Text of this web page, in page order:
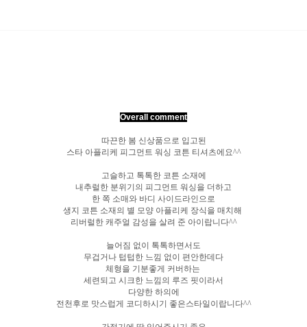
Overall comment
따끈한 봄 신상품으로 입고된
스타 아플리케 피그먼트 워싱 코튼 티셔츠에요^^
고슬하고 톡톡한 코튼 소재에
내추럴한 분위기의 피그먼트 워싱을 더하고
한 쪽 소매와 바디 사이드라인으로
생지 코튼 소재의 별 모양 아플리케 장식을 매치해
리버럴한 캐주얼 감성을 살려 준 아이랍니다^^
늘어짐 없이 톡톡하면서도
무겁거나 텁텁한 느낌 없이 편안한데다
체형을 기분좋게 커버하는
세련되고 시크한 느낌의 루즈 핏이라서
다양한 하의에
전천후로 맛스럽게 코디하시기 좋은스타일이랍니다^^